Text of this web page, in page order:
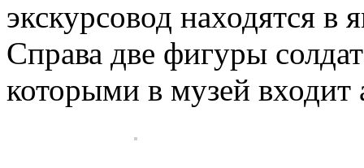
экскурсовод находятся в
Справа две фигуры
которыми в музей входит